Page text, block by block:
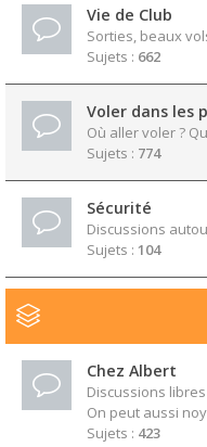
Vie de Club
Sorties, beaux
Sujets : 662
Voler dans les
Où aller voler ?
Sujets : 774
Sécurité
Discussions
Sujets : 104
Chez Albert
Discussions
On peut aussi
Sujets : 423